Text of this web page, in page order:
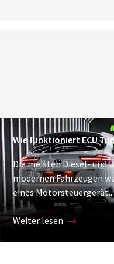
Wie funktioniert ECU
Die meisten Diesel- und
modernen Fahrzeugen
eines Motorsteuergerät...
Weiter lesen